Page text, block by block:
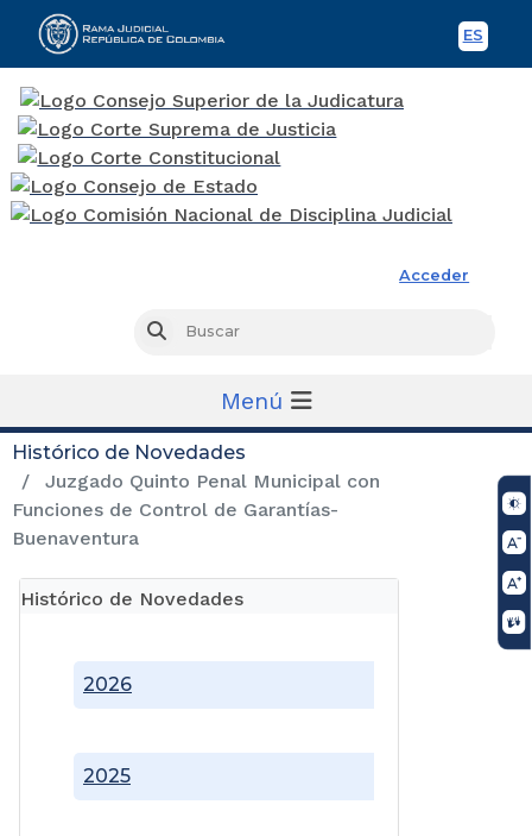
ES
Acceder
Buscar
Menú
Histórico de Novedades
Juzgado Quinto Penal Municipal con
Funciones de Control de Garantías-
Buenaventura
Histórico de Novedades
2025
2026